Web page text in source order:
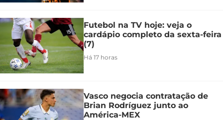
Futebol na TV hoje: veja o
cardápio completo da sexta-feira
(7)
Há 17 horas
Vasco negocia contratação de
Brian Rodríguez junto ao
América-MEX